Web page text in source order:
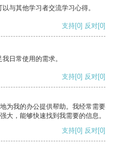
与其他学习者交流学习心得。
支持[0] 反对[0]
日常使用的需求。
支持[0] 反对[0]
为我的办公提供帮助。我经常需要
大，能够快速找到我需要的信息。
支持[0] 反对[0]